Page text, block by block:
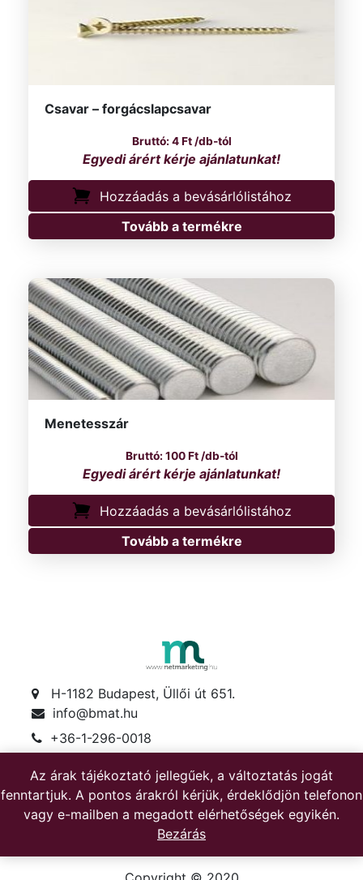
Az árak tájékoztató jellegűek, a változtatás jogát
fenntartjuk. A pontos árakról kérjük, érdeklődjön telefonon
vagy e-mailben a megadott elérhetőségek egyikén.
Bezárás
Csavar – forgácslapcsavar
4Ft/db-tól
Hozzáadás a bevásárlólistához
Tovább a termékre
Menetesszár
100Ft/db-tól
Hozzáadás a bevásárlólistához
Tovább a termékre
H-1182 Budapest, Üllői út 651.
info@bmat.hu
+36-1-296-0018
+36-30-622-1719
Hétfő-péntek: 8-17
Szombat: 8-12